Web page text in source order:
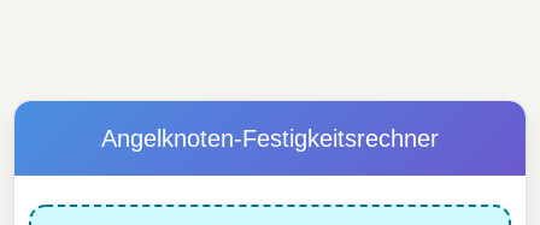
Angelknoten-Festigkeitsrechner